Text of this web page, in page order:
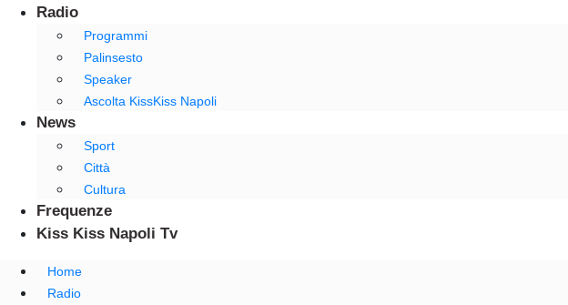
Radio
Programmi
Palinsesto
Speaker
Ascolta KissKiss Napoli
News
Sport
Città
Cultura
Frequenze
Kiss Kiss Napoli Tv
Home
Radio